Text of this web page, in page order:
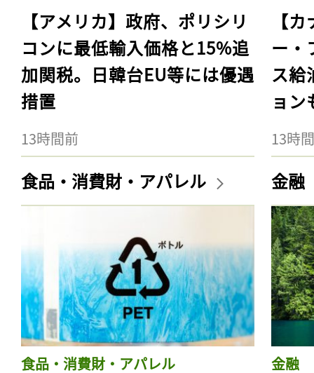
【アメリカ】政府、ポリシリ
コンに最低輸入価格と15%追
加関税。日韓台EU等には優遇
措置
13時間前
【
ー・
ス給
ョン
13時
食品・消費財・アパレル
食品・消費財・アパレル
金融
金融